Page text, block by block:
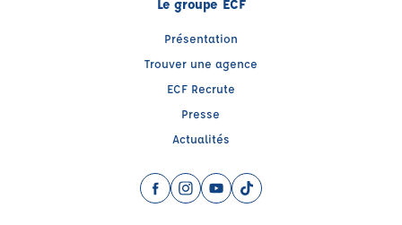
Le groupe ECF
Présentation
Trouver une agence
ECF Recrute
Presse
Actualités
Facebook (nouvelle fenêtre)
Instagram (nouvelle fenêtre)
YouTube (nouvelle fenêtre)
TikTok (nouvelle fenêtre)